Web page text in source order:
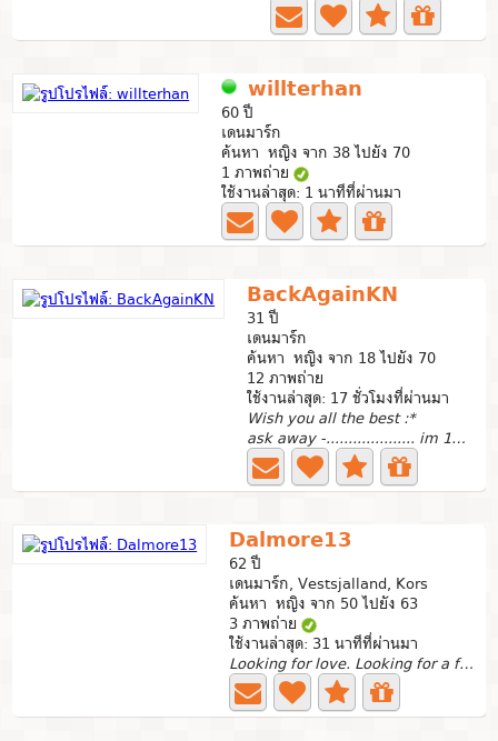
willterhan
60 ปี
เดนมาร์ก
ค้นหา หญิง จาก 38 ไปยัง 70
1 ภาพถ่าย
ใช้งานล่าสุด: 1 นาทีที่ผ่านมา
BackAgainKN
31 ปี
เดนมาร์ก
ค้นหา หญิง จาก 18 ไปยัง 70
12 ภาพถ่าย
ใช้งานล่าสุด: 17 ชั่วโมงที่ผ่านมา
Wish you all the best :*
ask away -.................... im 190cm tall my fav...
Dalmore13
62 ปี
เดนมาร์ก, Vestsjalland, Kors
ค้นหา หญิง จาก 50 ไปยัง 63
3 ภาพถ่าย
ใช้งานล่าสุด: 31 นาทีที่ผ่านมา
Looking for love. Looking for a feminine woman. I dont...